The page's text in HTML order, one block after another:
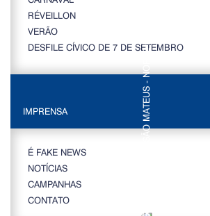
RÉVEILLON
VERÃO
DESFILE CÍVICO DE 7 DE SETEMBRO
IMPRENSA
É FAKE NEWS
NOTÍCIAS
CAMPANHAS
CONTATO